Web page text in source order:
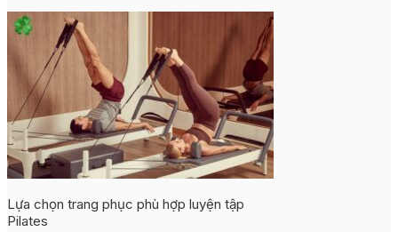
Lựa chọn trang phục phù hợp luyện tập
Pilates